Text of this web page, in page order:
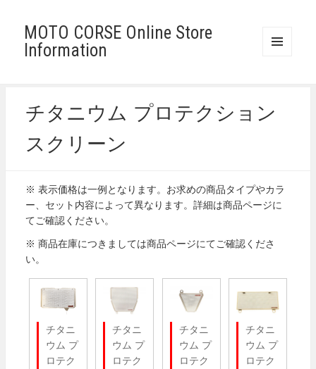
MOTO CORSE Online Store
Information
チタニウム プロテクション
スクリーン
※ 表示価格は一例となります。お求めの商品タイプやカラ
ー、セット内容によって異なります。詳細は商品ページに
てご確認ください。
※ 商品在庫につきましては商品ページにてご確認くださ
い。
チタニ
ウム プ
ロテク
チタニ
ウム プ
ロテク
チタニ
ウム プ
ロテク
チタニ
ウム プ
ロテク